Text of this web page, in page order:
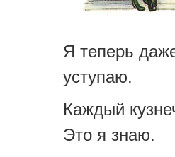
Я теперь
уступаю.
Каждый
Это я знаю.